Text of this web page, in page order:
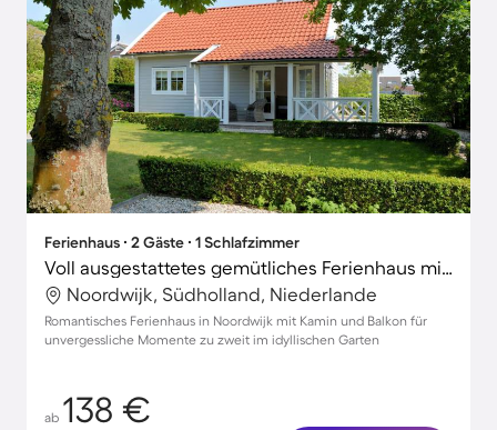
Ferienhaus ∙ 2 Gäste ∙ 1 Schlafzimmer
Voll ausgestattetes gemütliches Ferienhaus mit Terrasse und Garten
Noordwijk, Südholland, Niederlande
Romantisches Ferienhaus in Noordwijk mit Kamin und Balkon für
unvergessliche Momente zu zweit im idyllischen Garten
ab 138 €